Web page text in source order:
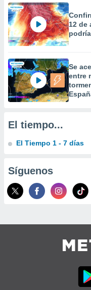
perfiles
utilizar
crear un
uso de
la
contenido
de la
el
del
o a través
de
de
con el
12 de
Se
entre
El tiempo...
El Tiempo 1 - 7 días
Síguenos